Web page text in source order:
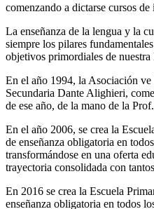
comenzando a dictarse cursos
La enseñanza de la lengua y la
siempre los pilares
objetivos primordiales de nuestra
En el año 1994, la Asociación ve
Secundaria Dante Alighieri,
de ese año, de la mano de la
En el año 2006, se crea la
de enseñanza obligatoria en
transformándose en una oferta
trayectoria consolidada con
En 2016 se crea la Escuela
enseñanza obligatoria en todos